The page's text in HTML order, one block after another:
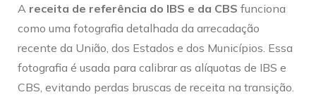
A receita de referência do IBS e da CBS funciona
como uma fotografia detalhada da arrecadação
recente da União, dos Estados e dos Municípios. Essa
fotografia é usada para calibrar as alíquotas de IBS e
CBS, evitando perdas bruscas de receita na transição.